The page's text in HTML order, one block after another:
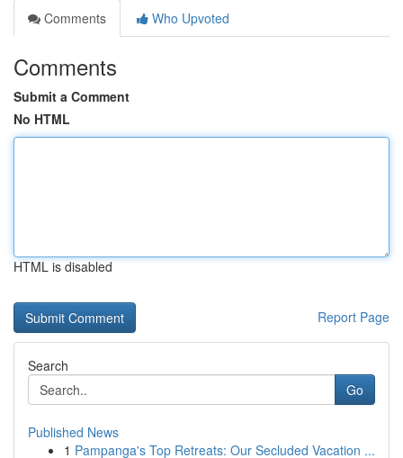
Comments
Who Upvoted
Comments
Submit a Comment
No HTML
HTML is disabled
Report Page
Search
Go
Published News
1 Pampanga's Top Retreats: Our Secluded Vacation ...